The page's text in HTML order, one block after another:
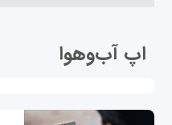
اپ آب‌وهوا